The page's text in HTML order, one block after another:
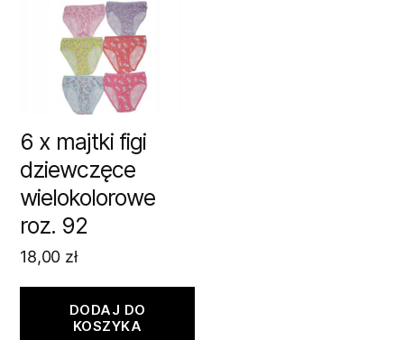
6 x majtki figi
dziewczęce
wielokolorowe
roz. 92
18,00 zł
DODAJ DO
KOSZYKA